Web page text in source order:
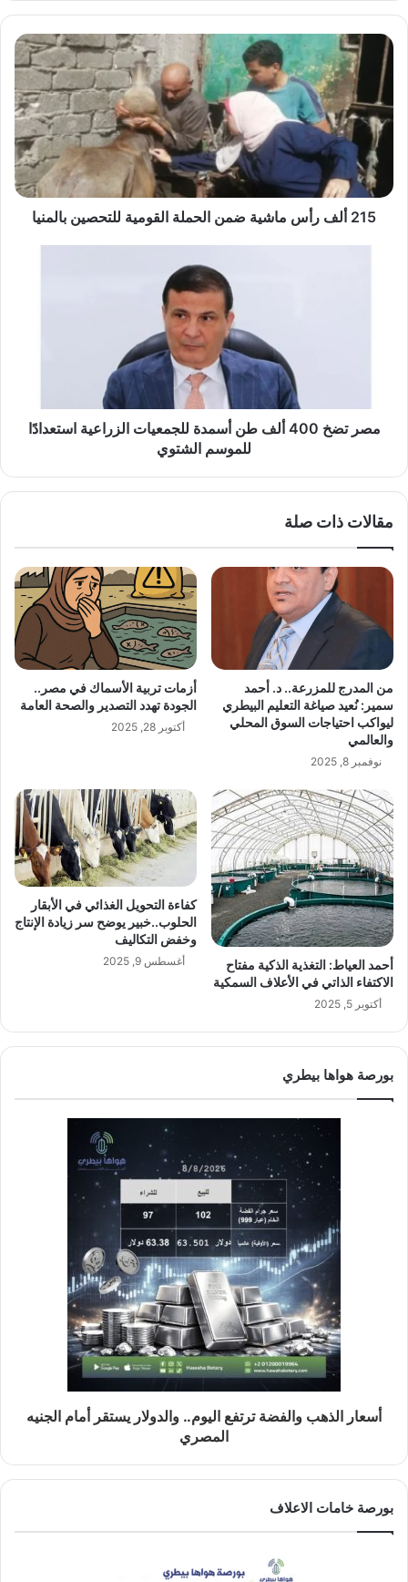
215
ألف
رأس
ماشية
ضمن
الحملة
القومية
للتحصين
بالمنيا
215 ألف رأس ماشية ضمن الحملة القومية للتحصين بالمنيا
استعدادًا
للموسم
مصر تضخ 400 ألف طن أسمدة للجمعيات الزراعية استعدادًا
للموسم الشتوي
مقالات ذات صلة
من المدرج للمزرعة.. د. أحمد
سمير: نُعيد صياغة التعليم البيطري
ليواكب احتياجات السوق المحلي
والعالمي
نوفمبر 8, 2025
أزمات تربية الأسماك في مصر..
الجودة تهدد التصدير والصحة العامة
أكتوبر 28, 2025
أحمد العياط: التغذية الذكية مفتاح
الاكتفاء الذاتي في الأعلاف السمكية
أكتوبر 5, 2025
كفاءة التحويل الغذائي في الأبقار
الحلوب..خبير يوضح سر زيادة الإنتاج
وخفض التكاليف
أغسطس 9, 2025
بورصة هواها بيطري
أسعار الذهب والفضة ترتفع اليوم.. والدولار يستقر أمام الجنيه
المصري
بورصة خامات الاعلاف